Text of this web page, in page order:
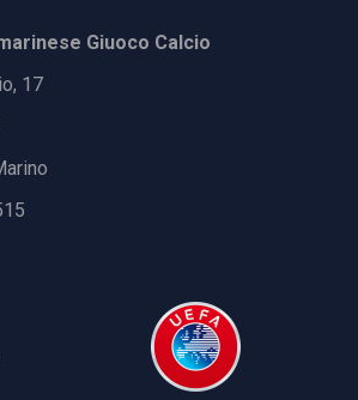
Giuoco Calcio
17